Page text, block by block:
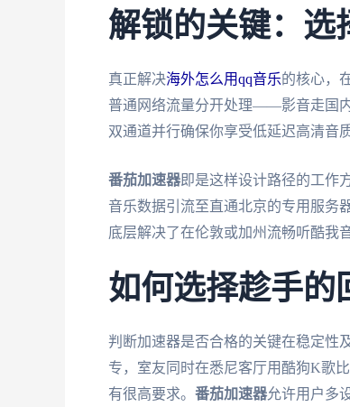
解锁的关键：选
真正解决海外怎么用qq音乐的核心，
普通网络流量分开处理——影音走国
双通道并行确保你享受低延迟高清音
番茄加速器即是这样设计路径的工作
音乐数据引流至直通北京的专用服务
底层解决了在伦敦或加州流畅听酷我
如何选择趁手的
判断加速器是否合格的关键在稳定性
专，室友同时在悉尼客厅用酷狗K歌
有很高要求。 番茄加速器允许用户多